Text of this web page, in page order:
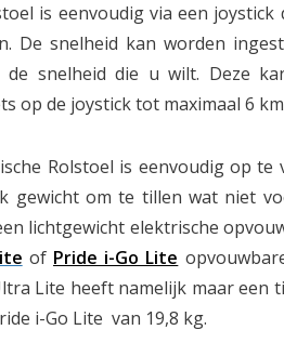
is eenvoudig via een joystick
De snelheid kan worden
snelheid die u wilt. Deze
op de joystick tot maximaal 6
Rolstoel is eenvoudig op
gewicht om te tillen wat niet
lichtgewicht elektrische
of Pride i-Go Lite
Lite heeft namelijk maar een
i-Go Lite van 19,8 kg.